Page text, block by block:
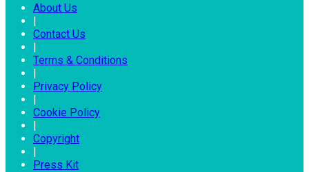
About Us
|
Contact Us
|
Terms & Conditions
|
Privacy Policy
|
Cookie Policy
|
Copyright
|
Press Kit